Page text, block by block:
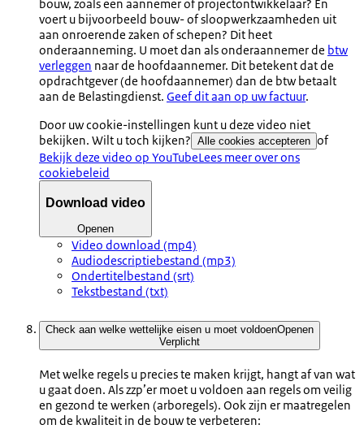
bouw, zoals een aannemer of projectontwikkelaar? En
voert u bijvoorbeeld bouw- of sloopwerkzaamheden uit
aan onroerende zaken of schepen? Dit heet
onderaanneming. U moet dan als onderaannemer de btw
verleggen naar de hoofdaannemer. Dit betekent dat de
opdrachtgever (de hoofdaannemer) dan de btw betaalt
aan de Belastingdienst. Geef dit aan op uw factuur.
Door uw cookie-instellingen kunt u deze video niet
bekijken. Wilt u toch kijken? Alle cookies accepteren of
Bekijk deze video op YouTubeLees meer over ons
cookiebeleid
Download video
Openen
Video download (mp4)
Audiodescriptiebestand (mp3)
Ondertitelbestand (srt)
Tekstbestand (txt)
Check aan welke wettelijke eisen u moet voldoenOpenen
Verplicht
Met welke regels u precies te maken krijgt, hangt af van wat
u gaat doen. Als zzp’er moet u voldoen aan regels om veilig
en gezond te werken (arboregels). Ook zijn er maatregelen
om de kwaliteit in de bouw te verbeteren: